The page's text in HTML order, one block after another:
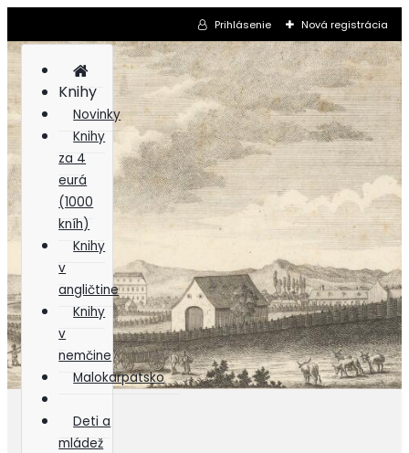
Prihlásenie Nová registrácia
Knihy
Novinky
Knihy
za 4
eurá
(1000
kníh)
Knihy
v
angličtine
Knihy
v
nemčine
Malokarpatsko
Deti a
mládež